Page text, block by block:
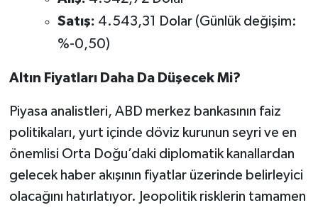
Satış: 4.543,31 Dolar (Günlük değişim:
%-0,50)
Altın Fiyatları Daha Da Düşecek Mi?
Piyasa analistleri, ABD merkez bankasının faiz
politikaları, yurt içinde döviz kurunun seyri ve en
önemlisi Orta Doğu’daki diplomatik kanallardan
gelecek haber akışının fiyatlar üzerinde belirleyici
olacağını hatırlatıyor. Jeopolitik risklerin tamamen